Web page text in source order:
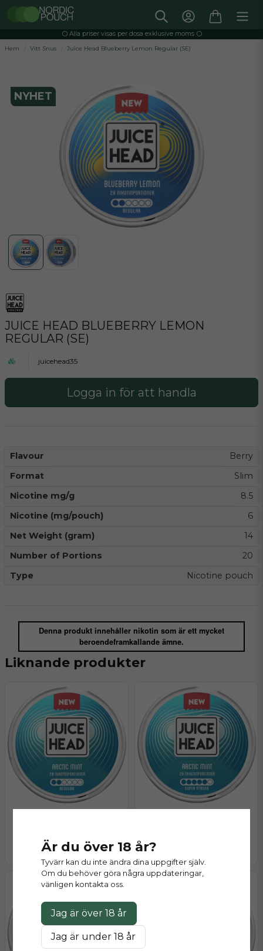
⚪️ Alla priser visas per dosa exklusive moms ⚪️
Hem
Vitt Snus Juice Head Blueberry Lemon Regular (SE)
NYHET
JUICE HEAD BLUEBERRY LEMON
REGULAR (SE)
juicehead35
Logga in för att handla
Flavour
Berry
Format
Slim
Nicotine mg/g
8.5
Nicotine (mg/pouch)
6
Net Weight (gram)
14
Number of Portions
20
Type
Nicotine pouch
Denna produkt innehåller nikotin som är ett mycket
beroendeframkallande ämne.
Liknande produkter
Finns i lager
Är du över 18 år?
Tyvärr kan du inte ändra dina uppgifter själv.
Om du behöver göra några uppdateringar,
vänligen kontakta oss.
Jag är över 18 år
Jag är under 18 år